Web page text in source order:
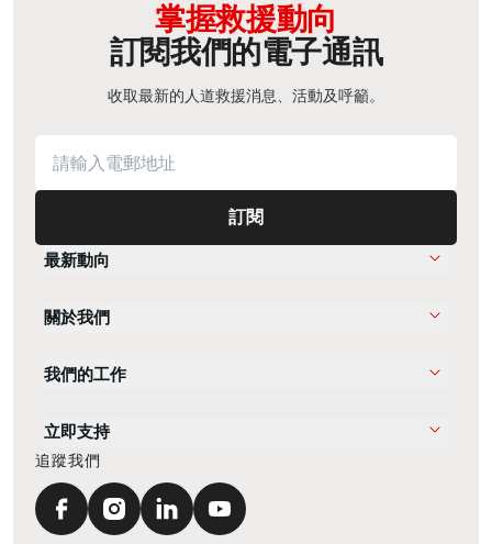
掌握救援動向
訂閱我們的電子通訊
收取最新的人道救援消息、活動及呼籲。
訂閱
最新動向
關於我們
我們的工作
立即支持
追蹤我們